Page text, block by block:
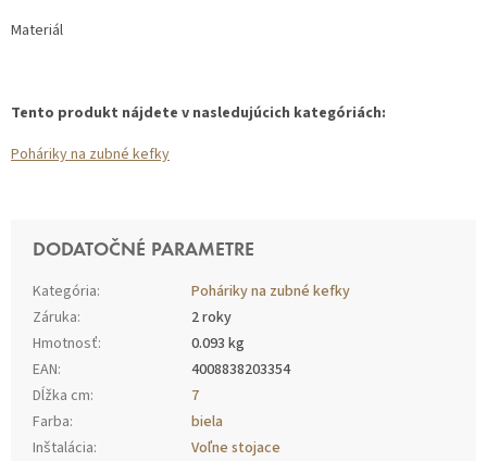
Materiál
Tento produkt nájdete v nasledujúcich kategóriách:
Poháriky na zubné kefky
DODATOČNÉ PARAMETRE
Kategória:
Poháriky na zubné kefky
Záruka:
2 roky
Hmotnosť:
0.093 kg
EAN:
4008838203354
Dĺžka cm:
7
Farba:
biela
Inštalácia:
Voľne stojace